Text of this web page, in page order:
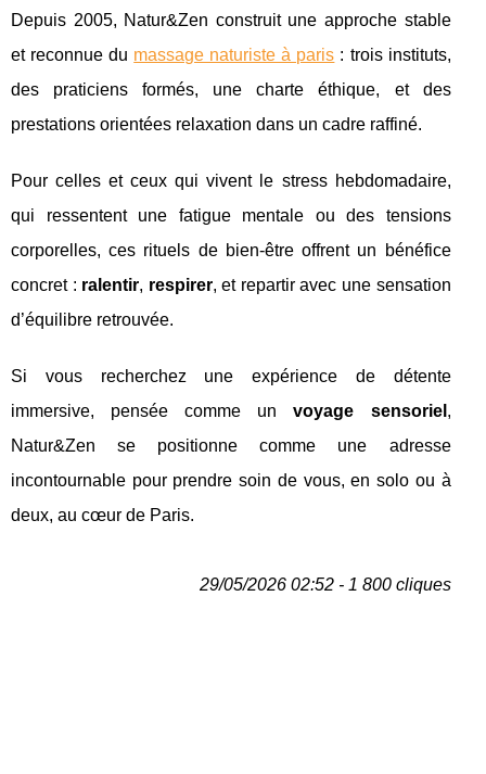
Depuis 2005, Natur&Zen construit une approche stable
et reconnue du massage naturiste à paris : trois instituts,
des praticiens formés, une charte éthique, et des
prestations orientées relaxation dans un cadre raffiné.
Pour celles et ceux qui vivent le stress hebdomadaire,
qui ressentent une fatigue mentale ou des tensions
corporelles, ces rituels de bien-être offrent un bénéfice
concret : ralentir, respirer, et repartir avec une sensation
d’équilibre retrouvée.
Si vous recherchez une expérience de détente
immersive, pensée comme unvoyage sensoriel ,
Natur&Zen se positionne comme une adresse
incontournable pour prendre soin de vous, en solo ou à
deux, au cœur de Paris.
29/05/2026 02:52 - 1 800 cliques